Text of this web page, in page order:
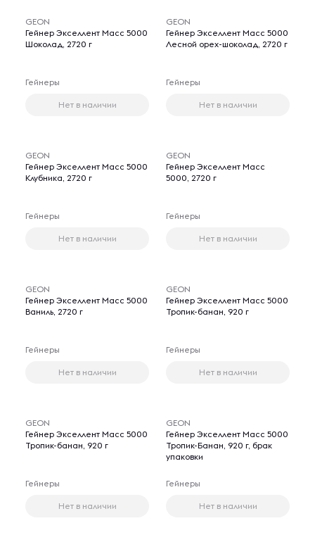
GEON
Гейнер Экселлент Масс 5000
Шоколад, 2720 г
Гейнеры
Нет в наличии
GEON
Гейнер Экселлент Масс 5000
Лесной орех-шоколад, 2720 г
Гейнеры
Нет в наличии
GEON
Гейнер Экселлент Масс 5000
Клубника, 2720 г
Гейнеры
Нет в наличии
GEON
Гейнер Экселлент Масс
5000, 2720 г
Гейнеры
Нет в наличии
GEON
Гейнер Экселлент Масс 5000
Ваниль, 2720 г
Гейнеры
Нет в наличии
GEON
Гейнер Экселлент Масс 5000
Тропик-банан, 920 г
Гейнеры
Нет в наличии
GEON
Гейнер Экселлент Масс 5000
Тропик-банан, 920 г
Гейнеры
Нет в наличии
GEON
Гейнер Экселлент Масс 5000
Тропик-Банан, 920 г, брак
упаковки
Гейнеры
Нет в наличии